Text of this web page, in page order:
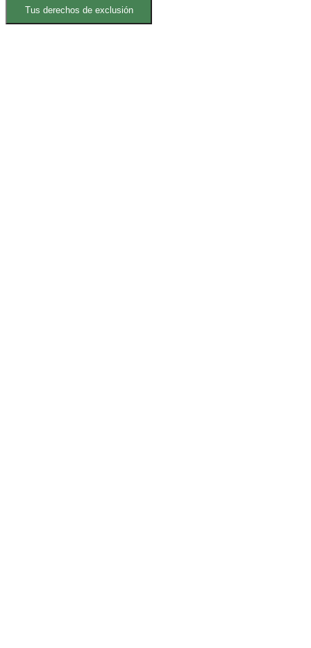
Tus derechos de exclusión